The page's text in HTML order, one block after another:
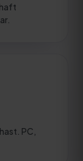
PC,